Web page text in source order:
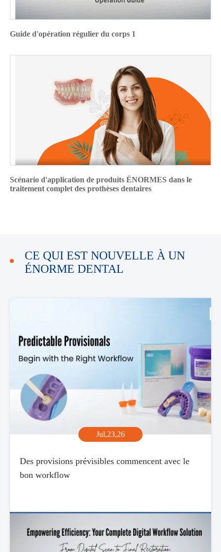
Guide d'opération régulier du corps 1
Scénario d'application de produits ÉNORMES dans le
traitement complet des prothèses dentaires
CE QUI EST NOUVELLE À UN
ÉNORME DENTAL
Jul,23,26
Des provisions prévisibles commencent avec le
bon workflow